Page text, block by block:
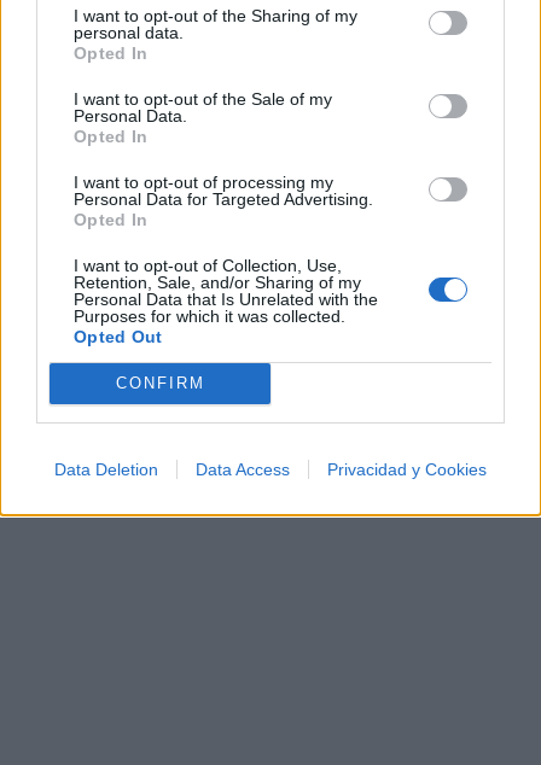
I want to opt-out of the Sharing of my
personal data.
Opted In
I want to opt-out of the Sale of my
Personal Data.
Opted In
I want to opt-out of processing my
Personal Data for Targeted Advertising.
Opted In
I want to opt-out of Collection, Use,
Retention, Sale, and/or Sharing of my
Personal Data that Is Unrelated with the
Purposes for which it was collected.
Opted Out
CONFIRM
Data Deletion Data Access Privacidad y Cookies
Historia de la Música Latinoamericana
Ranking de Pedro Aznar
apoyados y visitados de esta semana, su mejor
puesto ha sido el
¿Apoyar a Pedro Aznar?
108 4
Ranking de Pedro Aznar